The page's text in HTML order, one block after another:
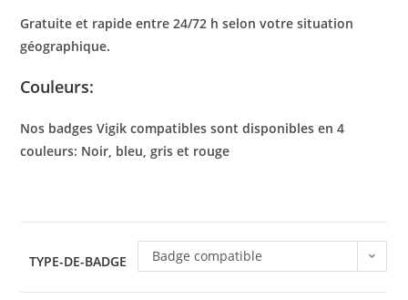
Gratuite et rapide entre 24/72 h selon votre situation
géographique.
Couleurs:
Nos badges Vigik compatibles sont disponibles en 4
couleurs: Noir, bleu, gris et rouge
TYPE-DE-BADGE Badge compatible